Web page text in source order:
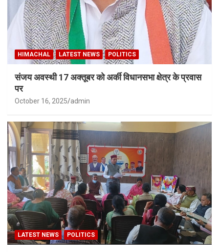
HIMACHAL LATEST NEWS POLITICS
संजय अवस्थी 17 अक्तूबर को अर्की विधानसभा क्षेत्र के प्रवास
पर
October 16, 2025 admin
LATEST NEWS POLITICS